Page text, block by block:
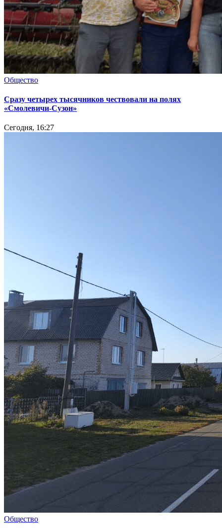
Общество
Сразу четырех тысячников чествовали на полях
«Смолевичи-Сузон»
Сегодня, 16:27
Общество